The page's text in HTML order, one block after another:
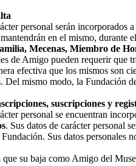
personal serán
en el mismo, durante
Mecenas, Miembro de
de Amigo pueden requerir que
efectiva que los mismos son
Del mismo modo, la Fundación
suscripciones y
personal se encuentran
. Sus datos de carácter personal
Fundación. Sus datos
que su baja como Amigo del